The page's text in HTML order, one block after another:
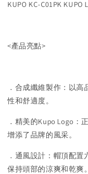
KUPO KC-C01PK
<產品亮點>
．合成纖維製作：以
性和舒適度。
．精美的Kupo Logo：
增添了品牌的風采。
．通風設計：帽頂配
保持頭部的涼爽和乾爽。